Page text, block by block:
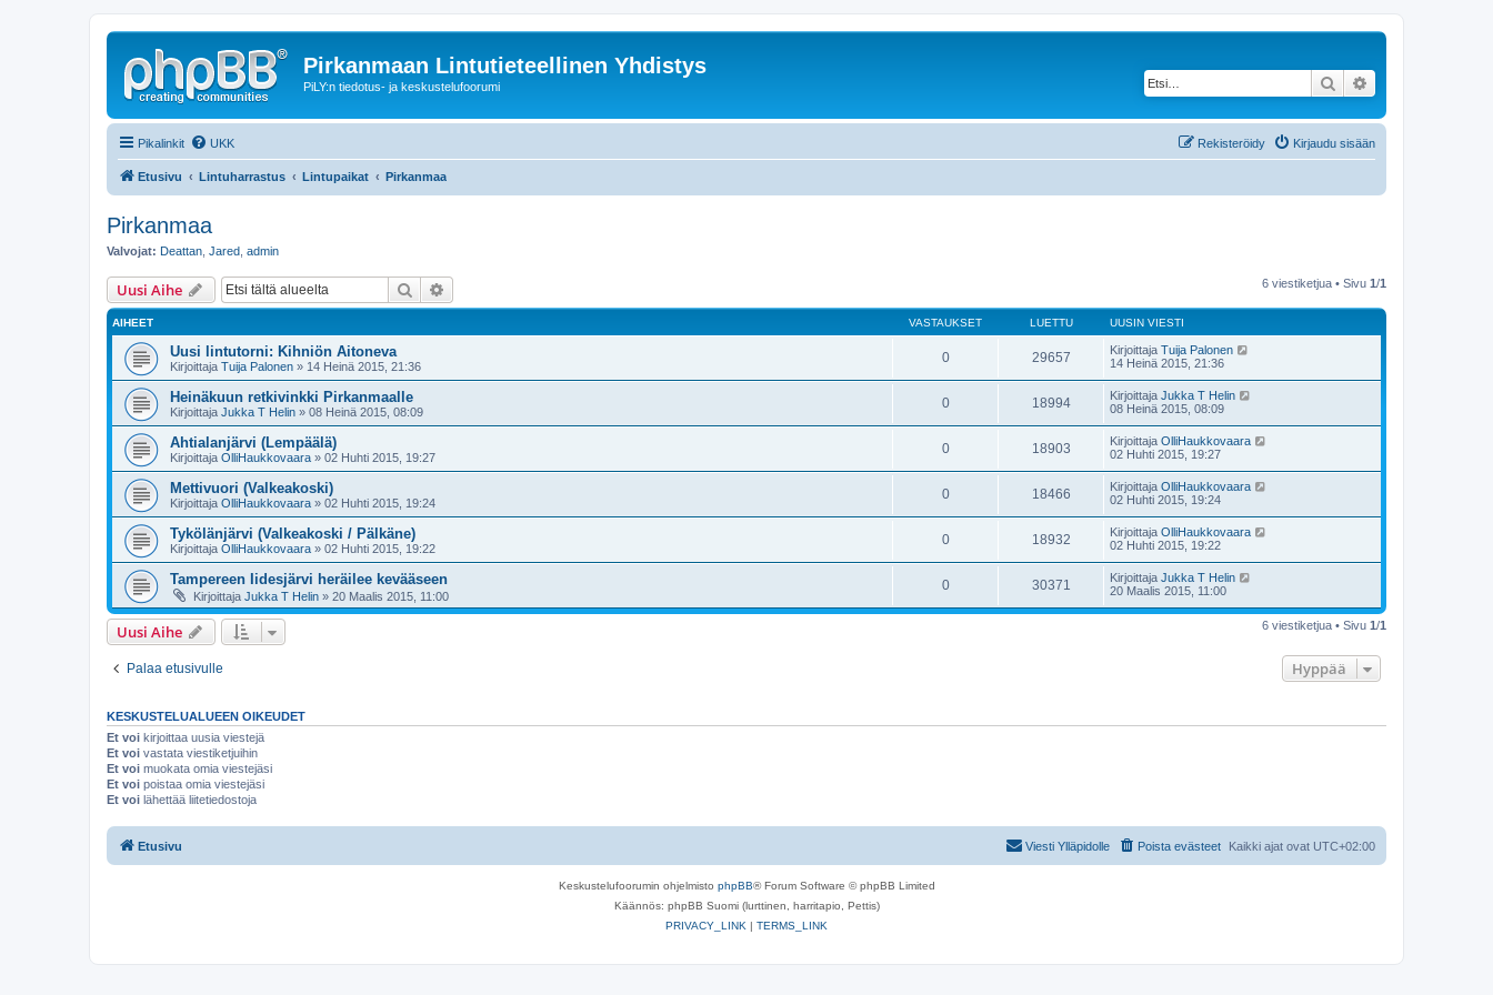
Pirkanmaan Lintutieteellinen Yhdistys
PiLY:n tiedotus- ja keskustelufoorumi Etsi
Pikalinkit UKK Kirjaudu sisään
Rekisteröidy
Etusivu Lintuharrastus Lintupaikat Pirkanmaa
Pirkanmaa
Valvojat: Deattan Jared admin
Uusi Aihe Etsi 6 viestiketjua • Sivu 1/1
AIHEET VASTAUKSET LUETTU UUSIN VIESTI
Uusi lintutorni: Kihniön Aitoneva
Kirjoittaja Tuija Palonen » 14 Heinä 2015, 21:36
0 29657 Kirjoittaja Tuija Palonen
14 Heinä 2015, 21:36
Heinäkuun retkivinkki Pirkanmaalle
Kirjoittaja Jukka T Helin » 08 Heinä 2015, 08:09
0 18994 Kirjoittaja Jukka T Helin
08 Heinä 2015, 08:09
Ahtialanjärvi (Lempäälä)
Kirjoittaja OlliHaukkovaara » 02 Huhti 2015, 19:27
0 18903 Kirjoittaja OlliHaukkovaara
02 Huhti 2015, 19:27
Mettivuori (Valkeakoski)
Kirjoittaja OlliHaukkovaara » 02 Huhti 2015, 19:24
0 18466 Kirjoittaja OlliHaukkovaara
02 Huhti 2015, 19:24
Tykölänjärvi (Valkeakoski / Pälkäne)
Kirjoittaja OlliHaukkovaara » 02 Huhti 2015, 19:22
0 18932 Kirjoittaja OlliHaukkovaara
02 Huhti 2015, 19:22
Tampereen Iidesjärvi heräilee kevääseen
Kirjoittaja Jukka T Helin » 20 Maalis 2015, 11:00
0 30371 Kirjoittaja Jukka T Helin
20 Maalis 2015, 11:00
Uusi Aihe 6 viestiketjua • Sivu 1/1
Palaa etusivulle Hyppää
KESKUSTELUALUEEN OIKEUDET
Et voi kirjoittaa uusia viestejä
Et voi vastata viestiketjuihin
Et voi muokata omia viestejäsi
Et voi poistaa omia viestejäsi
Et voi lähettää liitetiedostoja
Etusivu Kaikki ajat ovat UTC+02:00
Poista evästeet
Viesti Ylläpidolle
Keskustelufoorumin ohjelmisto phpBB® Forum Software © phpBB Limited
Käännös: phpBB Suomi (lurttinen, harritapio, Pettis)
PRIVACY_LINK | TERMS_LINK